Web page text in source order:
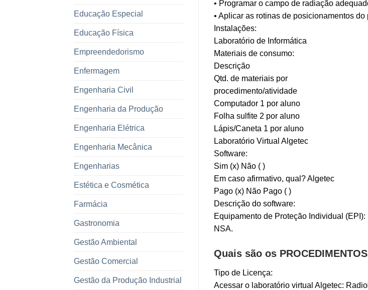
Educação Especial
Educação Física
Empreendedorismo
Enfermagem
Engenharia Civil
Engenharia da Produção
Engenharia Elétrica
Engenharia Mecânica
Engenharias
Estética e Cosmética
Farmácia
Gastronomia
Gestão Ambiental
Gestão Comercial
Gestão da Produção Industrial
• Programar o campo de radiação
• Aplicar as rotinas de posicionamentos
Instalações:
Laboratório de Informática
Materiais de consumo:
Descrição
Qtd. de materiais por
procedimento/atividade
Computador 1 por aluno
Folha sulfite 2 por aluno
Lápis/Caneta 1 por aluno
Laboratório Virtual Algetec
Software:
Sim (x) Não ( )
Em caso afirmativo, qual? Algetec
Pago (x) Não Pago ( )
Descrição do software:
Equipamento de Proteção Individual (EPI):
NSA.
Quais são os
Tipo de Licença:
Acessar o laboratório virtual Algetec: